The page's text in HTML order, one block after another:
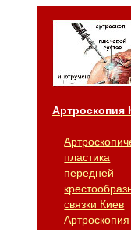
Артроскопия
пластика
передней
связки Киев
Артроскопия